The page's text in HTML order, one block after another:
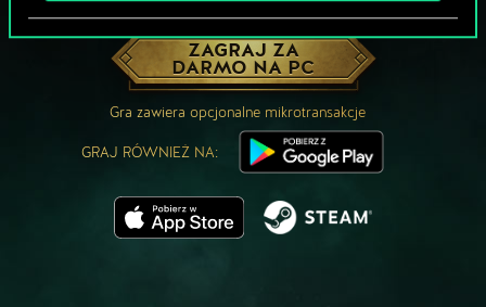
ZAGRAJ ZA
DARMO NA PC
Gra zawiera opcjonalne mikrotransakcje
GRAJ RÓWNIEŻ NA: